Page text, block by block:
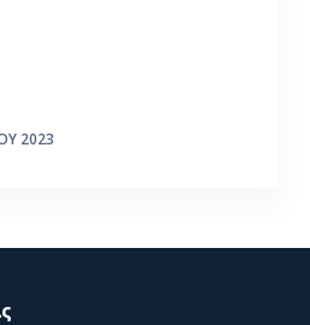
2023